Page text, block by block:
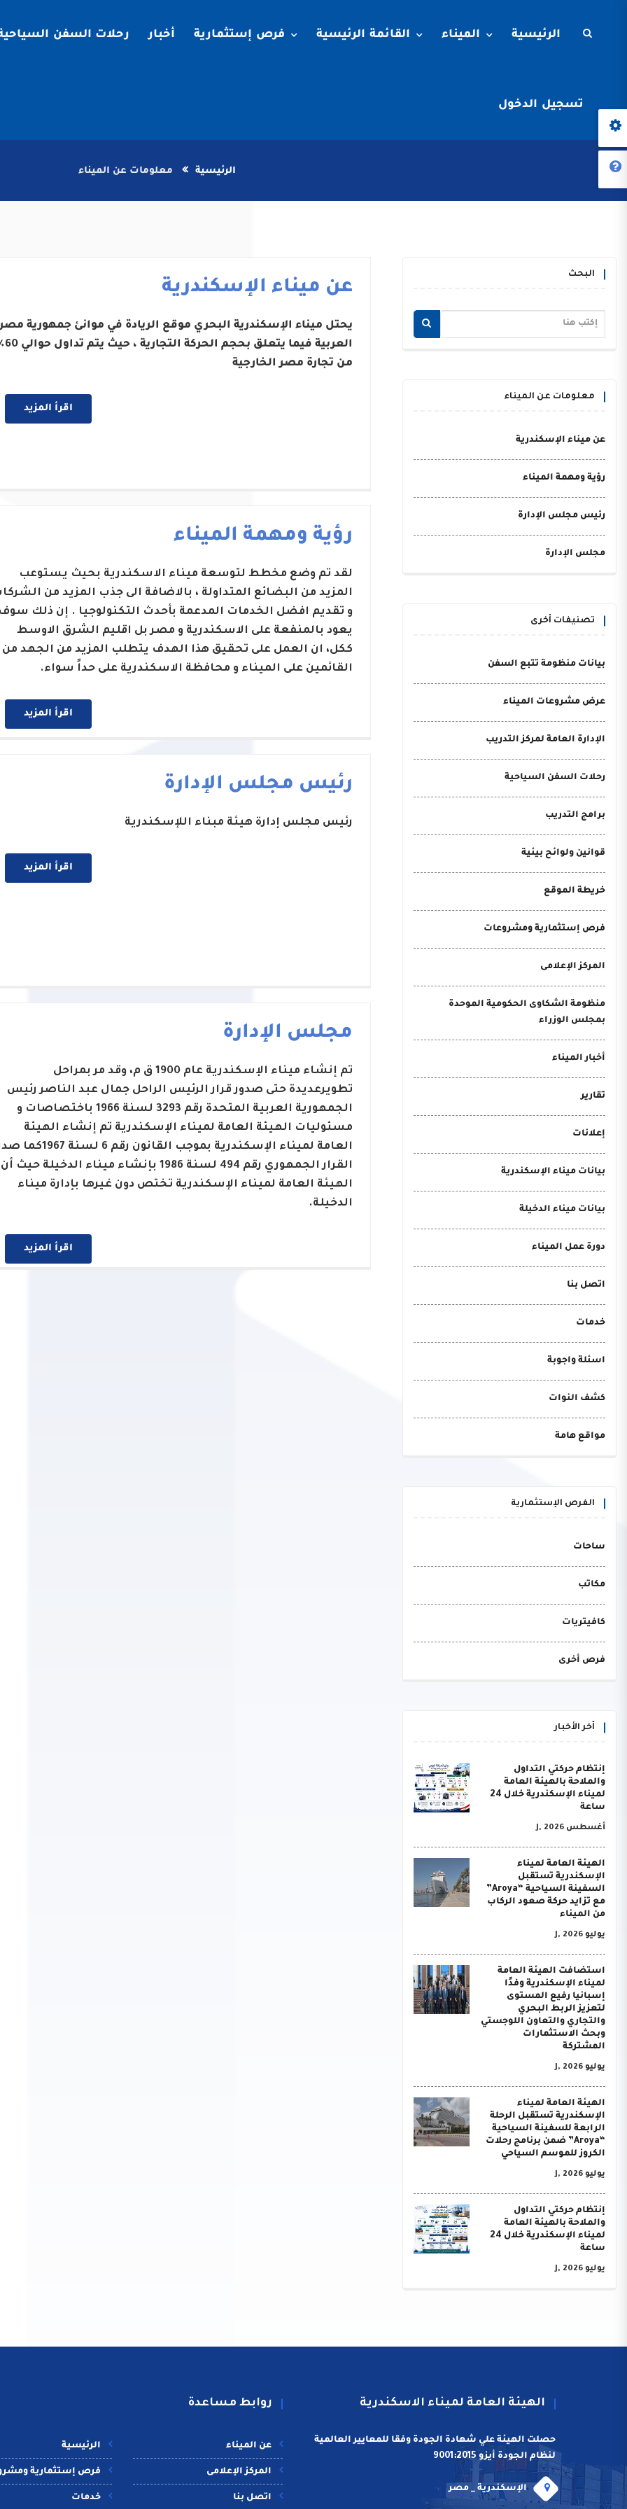
الرئيسية الميناء القائمة الرئيسية فرص إستثمارية أخبار رحلات السفن
تسجيل الدخول
الرئيسية معلومات عن الميناء
البحث
معلومات عن الميناء
عن ميناء الإسكندرية
رؤية ومهمة الميناء
رئيس مجلس الإدارة
مجلس الإدارة
تصنيفات أخرى
بيانات منظومة تتبع السفن
عرض مشروعات الميناء
الإدارة العامة لمركز التدريب
رحلات السفن السياحية
برامج التدريب
قوانين ولوائح بيئية
خريطة الموقع
فرص إستثمارية ومشروعات
المركز الإعلامى
منظومة الشكاوى الحكومية الموحدة
بمجلس الوزراء
أخبار الميناء
تقارير
إعلانات
بيانات ميناء الإسكندرية
بيانات ميناء الدخيلة
دورة عمل الميناء
اتصل بنا
خدمات
اسئلة واجوبة
كشف النوات
مواقع هامة
الفرص الإستثمارية
ساحات
مكاتب
كافيتريات
فرص أخرى
أخر الأخبار
إنتظام حركتي التداول
والملاحة بالهيئة العامة
لميناء الإسكندرية خلال 24
ساعة
أغسطس J, 2026
الهيئة العامة لميناء
الإسكندرية تستقبل
السفينة السياحية “Aroya”
مع تزايد حركة صعود الركاب
من الميناء
يوليو J, 2026
استضافت الهيئة العامة
لميناء الإسكندرية وفدًا
إسبانيا رفيع المستوى
لتعزيز الربط البحري
والتجاري والتعاون اللوجستي
وبحث الاستثمارات
المشتركة
يوليو J, 2026
الهيئة العامة لميناء
الإسكندرية تستقبل الرحلة
الرابعة للسفينة السياحية
“Aroya” ضمن برنامج رحلات
الكروز للموسم السياحي
يوليو J, 2026
إنتظام حركتي التداول
والملاحة بالهيئة العامة
لميناء الإسكندرية خلال 24
ساعة
يوليو J, 2026
عن ميناء الإسكندرية
يحتل ميناء الإسكندرية البحري موقع الريادة في موانئ جمهورية مصر
العربية فيما يتعلق
من تجارة مصر الخارجية
اقرأ المزيد
رؤية ومهمة الميناء
لقد تم وضع مخطط لتوسعة ميناء الاسكندرية بحيث يستوعب
المزيد من البضائع المتداولة ، بالاضافة الى جذب المزيد من
و تقديم افضل الخدمات المدعمة بأحدث التكنولوجيا . إن ذلك
يعود بالمنفعة على الاسكندرية و مصر بل اقليم الشرق الاوسط
ككل، ان العمل على تحقيق هذا الهدف يتطلب المزيد من الجهد من
القائمين على الميناء و محافظة الاسكندرية على حداً سواء.
اقرأ المزيد
رئيس مجلس الإدارة
رئيس مجلس إدارة هيئة مبناء اللإسكندرية
اقرأ المزيد
مجلس الإدارة
تم إنشاء ميناء الإسكندرية عام 1900 ق م، وقد مر بمراحل
تطويرعديدة حتى صدور قرار الرئيس الراحل جمال عبد الناصر رئيس
الجمهورية العربية المتحدة رقم 3293 لسنة 1966 باختصاصات و
مسئوليات الهيئة العامة لميناء الإسكندرية تم إنشاء الهيئة
العامة لميناء الإسكندرية بموجب القانون رقم 6 لسنة
القرار الجمهوري رقم 494 لسنة 1986 بإنشاء ميناء الدخيلة حيث أن
الهيئة العامة لميناء الإسكندرية تختص دون غيرها بإدارة ميناء
الدخيلة.
اقرأ المزيد
الهيئة العامة لميناء الاسكندرية
حصلت الهيئة علي شهادة الجودة وفقا للمعايير العالمية
لنظام الجودة أيزو 9001:2015
الإسكندرية _ مصر
روابط مساعدة
الرئيسية
فرص إستثمارية
خدمات
عن الميناء
المركز الإعلامى
اتصل بنا